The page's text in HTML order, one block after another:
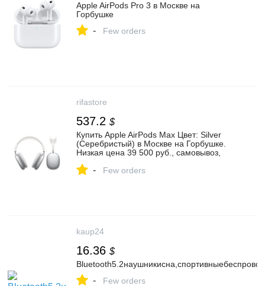
Apple AirPods Pro 3 в Москве на
Горбушке
- Few orders
rifastore
537.2 $
Купить Apple AirPods Max Цвет: Silver
(Серебристый) в Москве на Горбушке.
Низкая цена 39 500 руб., самовывоз,
RifaStore.ru
- Few orders
kaup24
16.36 $
- Few orders